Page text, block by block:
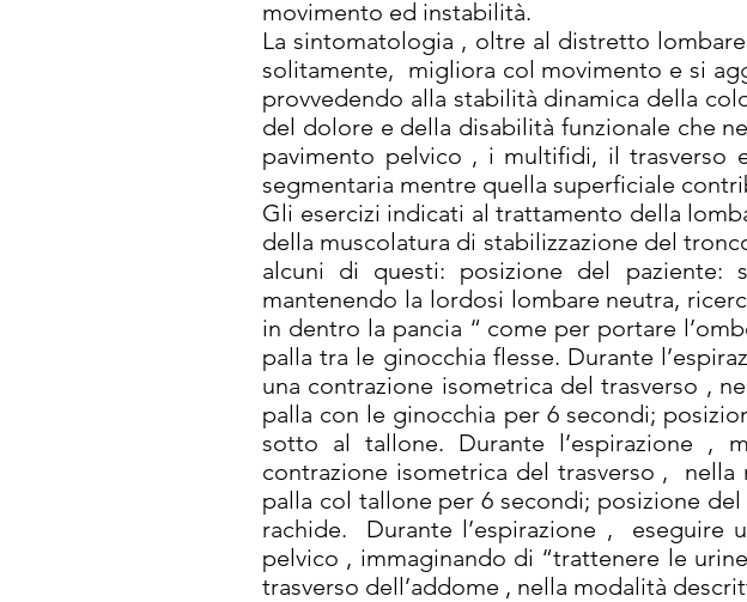
movimento ed instabilità.
La sintomatologia , oltre al distretto
solitamente, migliora col movimento e si
provvedendo alla stabilità dinamica della
del dolore e della disabilità funzionale che
pavimento pelvico , i multifidi, il trasverso
segmentaria mentre quella superficiale
Gli esercizi indicati al trattamento della
della muscolatura di stabilizzazione del
alcuni di questi: posizione del paziente:
mantenendo la lordosi lombare neutra,
in dentro la pancia “ come per portare
palla tra le ginocchia flesse. Durante
una contrazione isometrica del trasverso ,
palla con le ginocchia per 6 secondi;
sotto al tallone. Durante l’espirazione ,
contrazione isometrica del trasverso ,
palla col tallone per 6 secondi; posizione
rachide. Durante l’espirazione , eseguire
pelvico , immaginando di “trattenere le
trasverso dell’addome , nella modalità